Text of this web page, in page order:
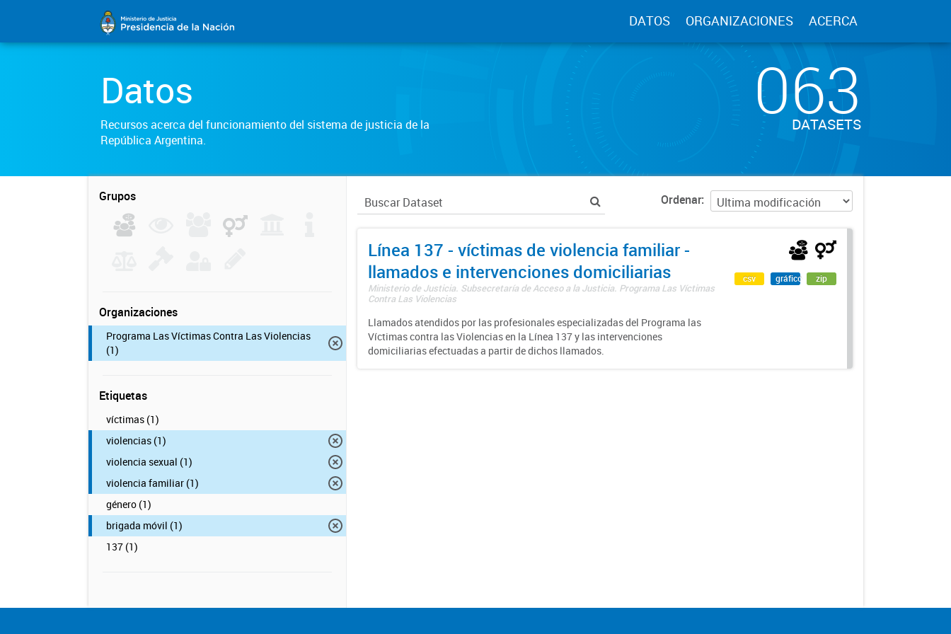
DATOS ORGANIZACIONES ACERCA
Datos
Recursos acerca del funcionamiento del sistema de justicia de la
República Argentina.
063
DATASETS
Grupos
Organizaciones
Programa Las Víctimas Contra Las Violencias
(1)
Etiquetas
víctimas (1)
violencias (1)
violencia sexual (1)
violencia familiar (1)
género (1)
brigada móvil (1)
137 (1)
Ordenar
Línea 137 - víctimas de violencia familiar -
llamados e intervenciones domiciliarias
Ministerio de Justicia. Subsecretaría de Acceso a la Justicia. Programa Las Víctimas
Contra Las Violencias
Llamados atendidos por las profesionales especializadas del Programa las
Víctimas contra las Violencias en la Línea 137 y las intervenciones
domiciliarias efectuadas a partir de dichos llamados.
csv gráfico zip